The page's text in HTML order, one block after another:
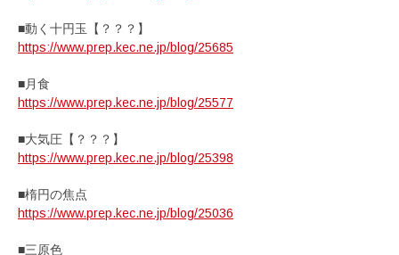
■動く十円玉【？？？】
https://www.prep.kec.ne.jp/blog/25685
■月食
https://www.prep.kec.ne.jp/blog/25577
■大気圧【？？？】
https://www.prep.kec.ne.jp/blog/25398
■楕円の焦点
https://www.prep.kec.ne.jp/blog/25036
■三原色